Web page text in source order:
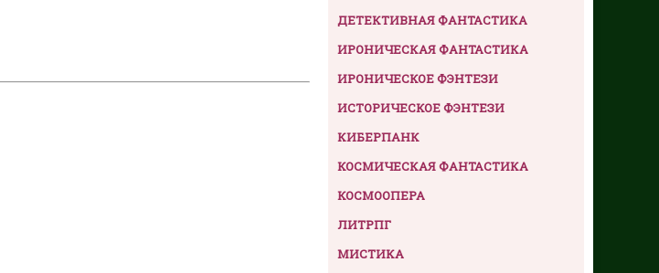
ДЕТЕКТИВНАЯ ФАНТАСТИКА
ИРОНИЧЕСКАЯ ФАНТАСТИКА
ИРОНИЧЕСКОЕ ФЭНТЕЗИ
ИСТОРИЧЕСКОЕ ФЭНТЕЗИ
КИБЕРПАНК
КОСМИЧЕСКАЯ ФАНТАСТИКА
КОСМООПЕРА
ЛИТРПГ
МИСТИКА